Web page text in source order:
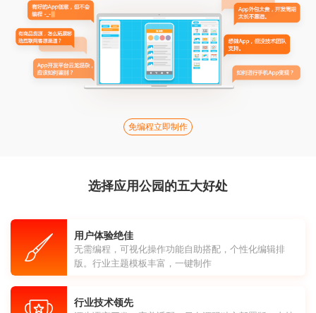
免编程立即制作
选择应用公园的五大好处
用户体验绝佳
无需编程，可视化操作功能自助搭配，个性化编辑排
版。行业主题模板丰富，一键制作
行业技术领先